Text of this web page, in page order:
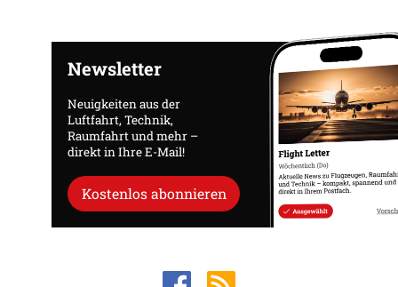
Newsletter
Neuigkeiten aus der
Luftfahrt, Technik,
Raumfahrt und mehr –
direkt in Ihre E-Mail!
Kostenlos abonnieren